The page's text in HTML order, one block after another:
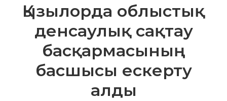
Қызылорда облыстық
денсаулық сақтау
басқармасының
басшысы ескерту
алды